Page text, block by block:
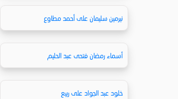
نيرمين سليمان على أحمد مطاوع
أسماء رمضان فتحى عبد الحليم
خلود عبد الجواد على ربيع